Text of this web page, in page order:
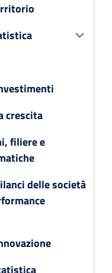
crescita
filiere e
delle società